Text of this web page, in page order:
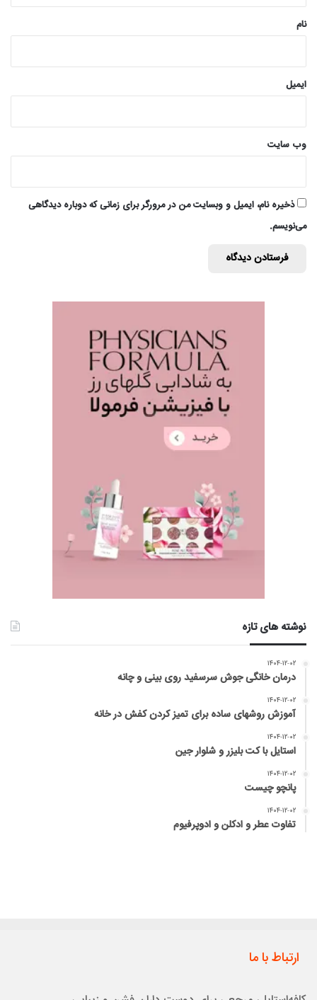
نام
ایمیل
وب‌ سایت
ذخیره نام، ایمیل و وبسایت من در مرورگر برای زمانی که دوباره دیدگاهی
می‌نویسم.
نوشته های تازه
۱۴۰۴-۱۲-۰۲
درمان خانگی جوش سرسفید روی بینی و چانه
۱۴۰۴-۱۲-۰۲
آموزش روشهای ساده برای تمیز کردن کفش در خانه
۱۴۰۴-۱۲-۰۲
استایل با کت بلیزر و شلوار جین
۱۴۰۴-۱۲-۰۲
پانچو چیست
۱۴۰۴-۱۲-۰۲
تفاوت عطر و ادکلن و ادوپرفیوم
ارتباط با ما